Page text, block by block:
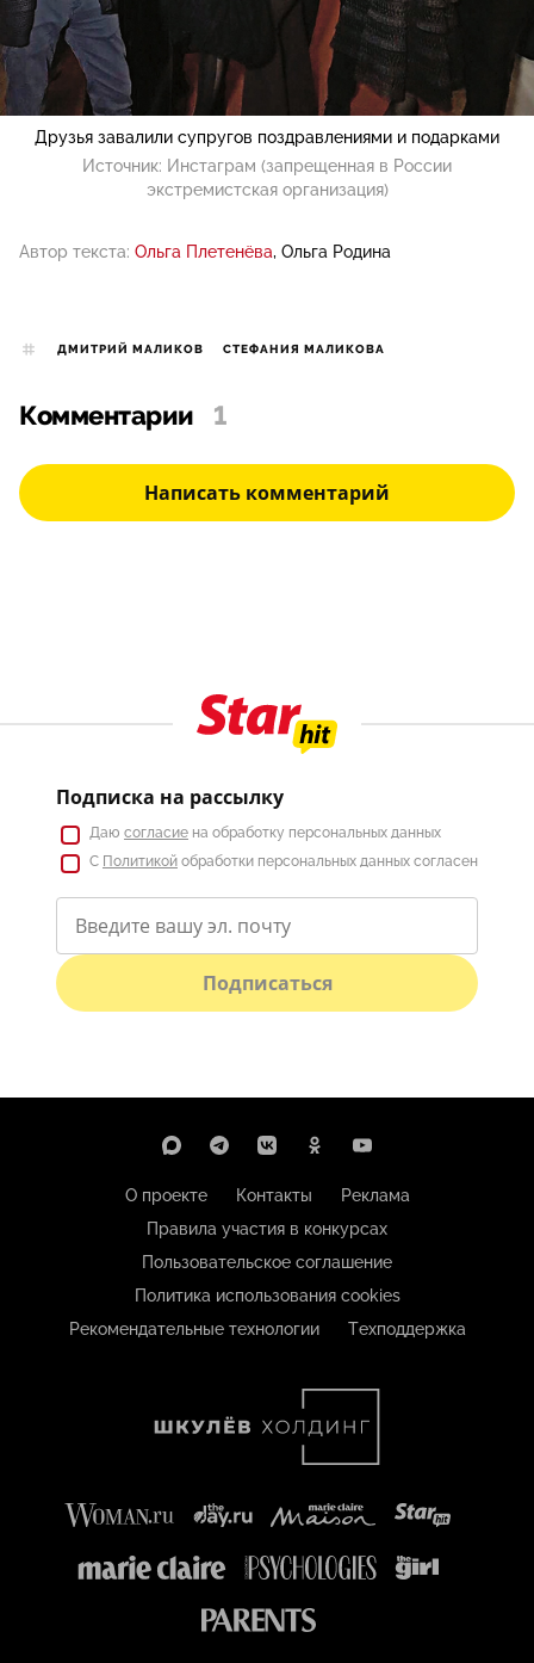
Друзья завалили супругов поздравлениями и подарками
Источник: Инстаграм (запрещенная в России
экстремистская организация)
Автор текста: Ольга Плетенёва Ольга Родина
ДМИТРИЙ МАЛИКОВ СТЕФАНИЯ МАЛИКОВА
Комментарии 1
Написать комментарий
Подписка на рассылку
Даю согласие на обработку персональных данных
С Политикой обработки персональных данных согласен
Подписаться
О проекте Контакты
Реклама
Правила участия в конкурсах
Пользовательское соглашение
Политика использования cookies
Рекомендательные технологии
Техподдержка